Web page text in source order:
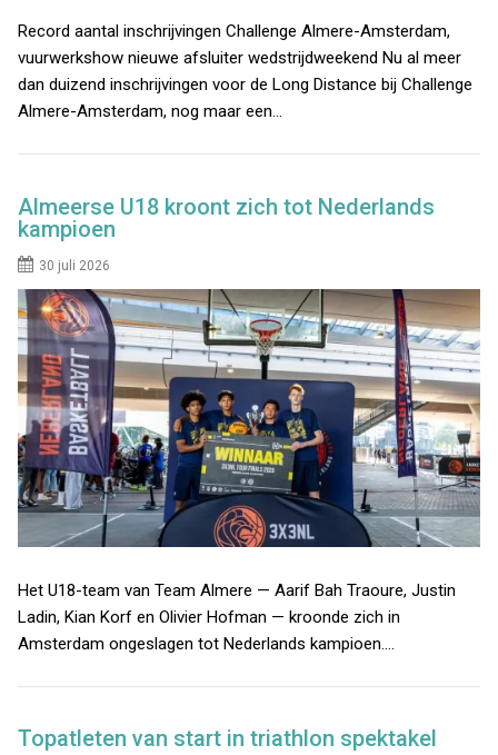
Record aantal inschrijvingen Challenge Almere-Amsterdam,
vuurwerkshow nieuwe afsluiter wedstrijdweekend Nu al meer
dan duizend inschrijvingen voor de Long Distance bij Challenge
Almere-Amsterdam, nog maar een…
Almeerse U18 kroont zich tot Nederlands
kampioen
30 juli 2026
Het U18-team van Team Almere — Aarif Bah Traoure, Justin
Ladin, Kian Korf en Olivier Hofman — kroonde zich in
Amsterdam ongeslagen tot Nederlands kampioen.…
Topatleten van start in triathlon spektakel